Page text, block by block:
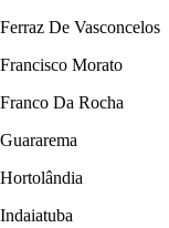
Ferraz De Vasconcelos
Francisco Morato
Franco Da Rocha
Guararema
Hortolândia
Indaiatuba